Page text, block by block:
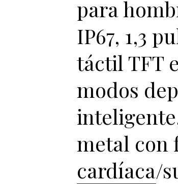
para
IP67, 1,3
táctil TFT
modos
metal con
cardíaca/